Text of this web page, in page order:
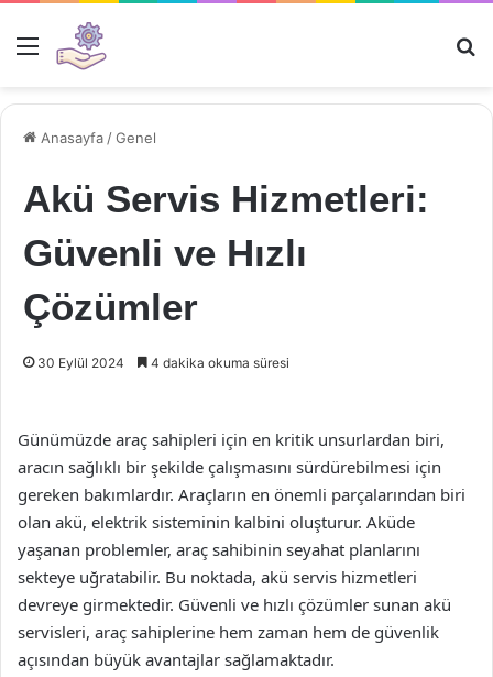
Menü
Anasayfa /Genel
Akü Servis Hizmetleri:
Güvenli ve Hızlı
Çözümler
30 Eylül 2024 4 dakika okuma süresi
Günümüzde araç sahipleri için en kritik unsurlardan biri,
aracın sağlıklı bir şekilde çalışmasını sürdürebilmesi için
gereken bakımlardır. Araçların en önemli parçalarından biri
olan akü, elektrik sisteminin kalbini oluşturur. Aküde
yaşanan problemler, araç sahibinin seyahat planlarını
sekteye uğratabilir. Bu noktada, akü servis hizmetleri
devreye girmektedir. Güvenli ve hızlı çözümler sunan akü
servisleri, araç sahiplerine hem zaman hem de güvenlik
açısından büyük avantajlar sağlamaktadır.